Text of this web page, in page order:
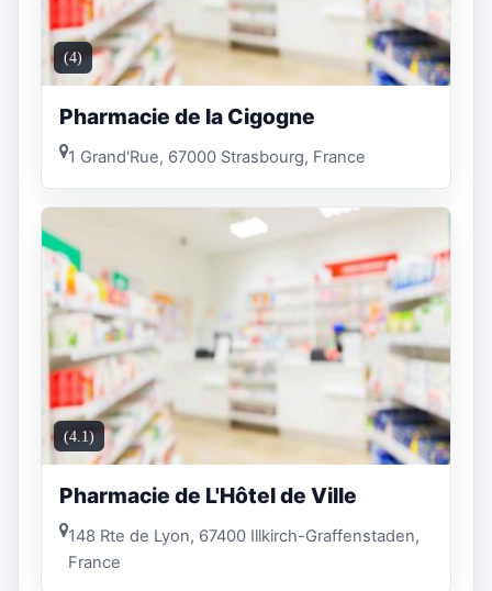
(4)
Pharmacie de la Cigogne
1 Grand'Rue, 67000 Strasbourg, France
(4.1)
Pharmacie de L'Hôtel de Ville
148 Rte de Lyon, 67400 Illkirch-Graffenstaden,
France